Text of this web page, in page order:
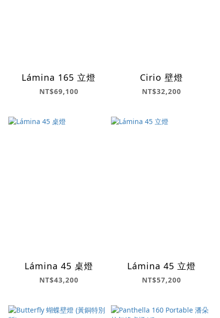
Lámina 165 立燈
NT$69,100
Cirio 壁燈
NT$32,200
Lámina 45 桌燈
NT$43,200
Lámina 45 立燈
NT$57,200